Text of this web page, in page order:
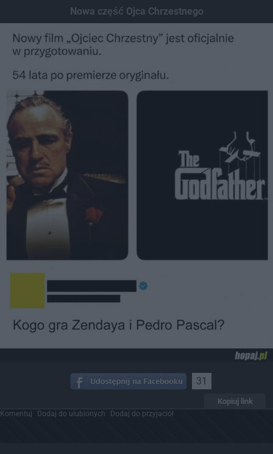
Nowa część Ojca Chrzestnego
31
Kopiuj link
Komentuj Dodaj do ulubionych Dodaj do przyjaciół